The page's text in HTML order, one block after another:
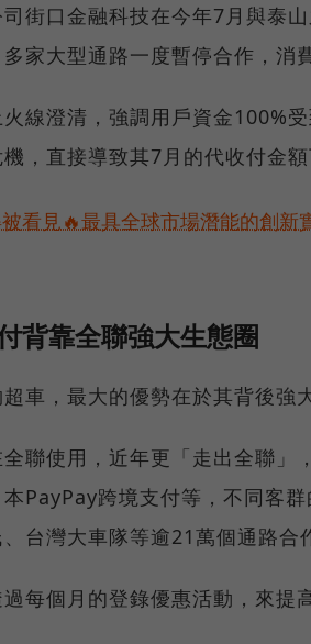
街口金融科技在今年7月與泰
家大型通路一度暫停合作，消
線澄清，強調用戶資金100%
，直接導致其7月的代收付金額
看見🔥最具全球市場潛能的創新
背靠全聯強大生態圈
車，最大的優勢在於其背後強
聯使用，近年更「走出全聯」
PayPay跨境支付等，不同客
台灣大車隊等逾21萬個通路合
每個月的登錄優惠活動，來提